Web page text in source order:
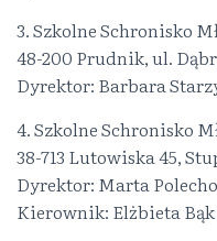
3. Szkolne Schronisko
48-200 Prudnik, ul.
Dyrektor: Barbara
4. Szkolne Schronisko
38-713 Lutowiska 45,
Dyrektor: Marta
Kierownik: Elżbieta Bąk